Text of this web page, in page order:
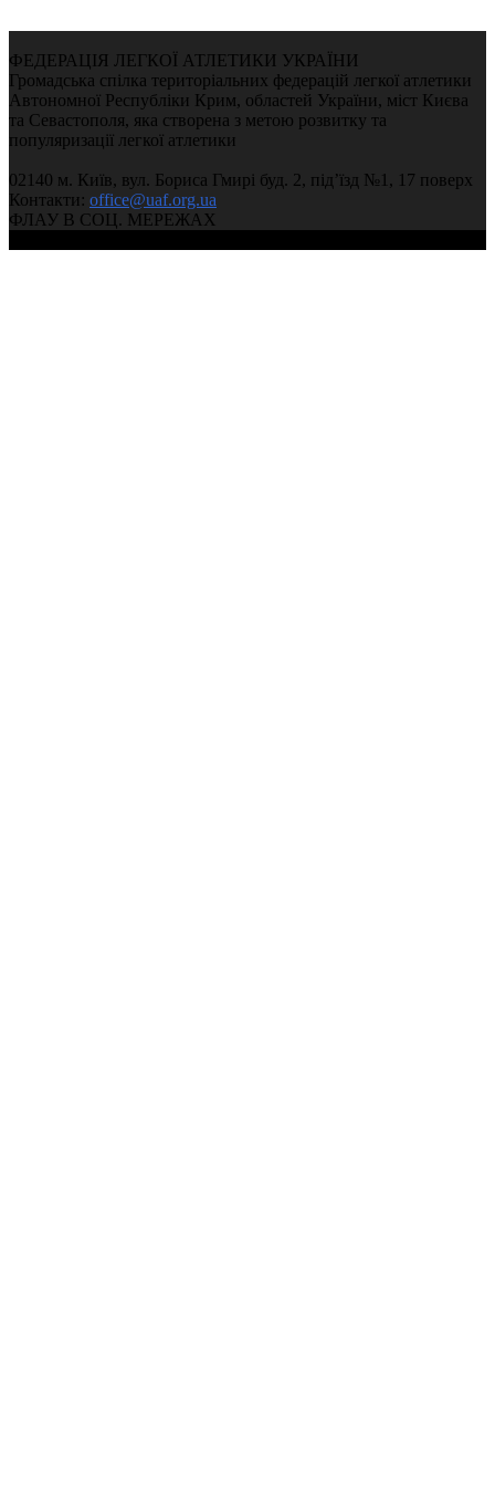
ФЕДЕРАЦІЯ ЛЕГКОЇ АТЛЕТИКИ УКРАЇНИ
Громадська спілка територіальних федерацій легкої атлетики
Автономної Республіки Крим, областей України, міст Києва
та Севастополя, яка створена з метою розвитку та
популяризації легкої атлетики
02140 м. Київ, вул. Бориса Гмирі буд. 2, під’їзд №1, 17 поверх
Контакти: office@uaf.org.ua
ФЛАУ В СОЦ. МЕРЕЖАХ